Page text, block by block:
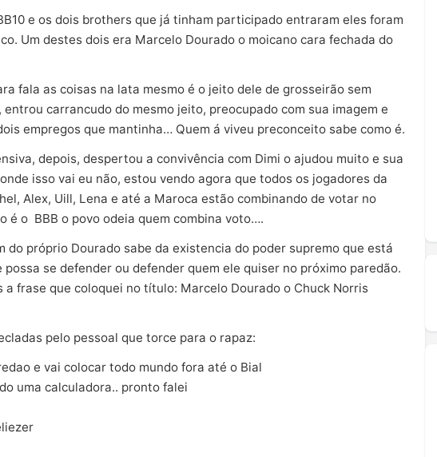
e os dois brothers que já tinham participado entraram eles foram
Um destes dois era Marcelo Dourado o moicano cara fechada do
fala as coisas na lata mesmo é o jeito dele de grosseirão sem
carrancudo do mesmo jeito, preocupado com sua imagem e
empregos que mantinha… Quem á viveu preconceito sabe como é.
depois, despertou a convivência com Dimi o ajudou muito e sua
isso vai eu não, estou vendo agora que todos os jogadores da
Alex, Uill, Lena e até a Maroca estão combinando de votar no
é o BBB o povo odeia quem combina voto….
do próprio Dourado sabe da existencia do poder supremo que está
possa se defender ou defender quem ele quiser no próximo paredão.
a frase que coloquei no título: Marcelo Dourado o Chuck Norris
pelo pessoal que torce para o rapaz:
e vai colocar todo mundo fora até o Bial
uma calculadora.. pronto falei